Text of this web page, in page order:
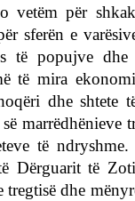
vetëm për
sferën e
të popujve dhe
të mira
dhe shtete
marrëdhënieve
të
Dërguarit të
tregtisë dhe